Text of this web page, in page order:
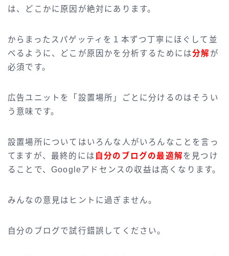
は、どこかに原因が絶対にあります。
からまったスパゲッティを１本ずつ丁寧にほぐして並
べるように、どこが原因かを分析するためには分解 が
必須です。
広告ユニットを「設置場所」ごとに分けるのはそうい
う意味です。
設置場所についてはいろんな人がいろんなことを言っ
てますが、最終的には 自分のブログの最適解を見つけ
ることで、Googleアドセンスの収益は高くなります。
みんなの意見はヒントに過ぎません。
自分のブログで試行錯誤してください。